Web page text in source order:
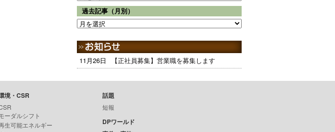
過去記事（月別）
11月26日 【正社員募集】営業職を募集します
境・CSR
ーダルシフト
生可能エネルギー
話題
短報
DPワールド